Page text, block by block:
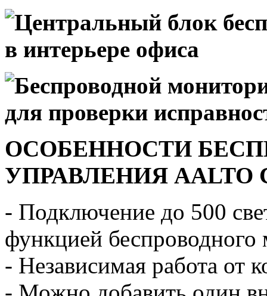
ОСОБЕННОСТИ
УПРАВЛЕНИЯ AALTO
- Подключение до 500
функцией беспроводного
- Независимая работа от